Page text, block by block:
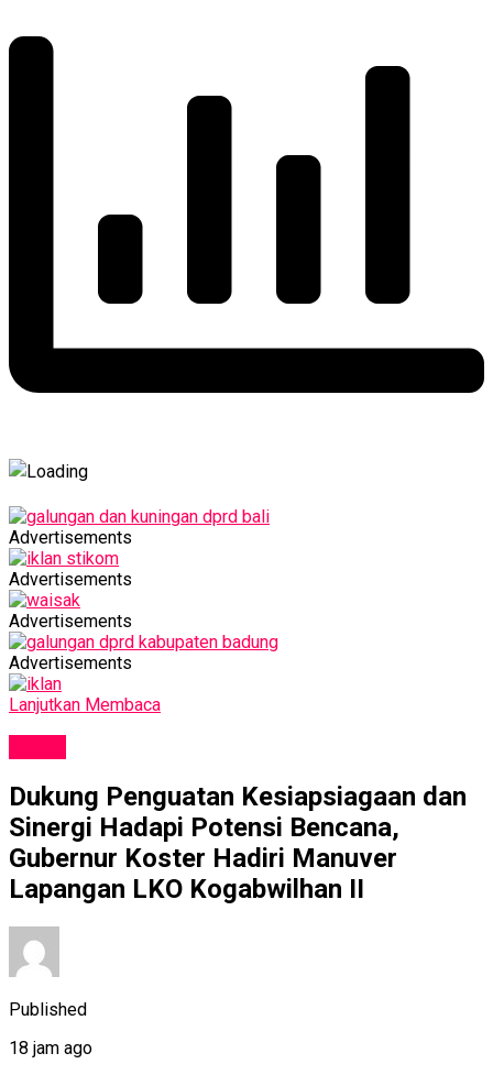
Advertisements
Advertisements
Advertisements
Advertisements
Lanjutkan Membaca
Dukung Penguatan Kesiapsiagaan dan
Sinergi Hadapi Potensi Bencana,
Gubernur Koster Hadiri Manuver
Lapangan LKO Kogabwilhan II
Published
18 jam ago